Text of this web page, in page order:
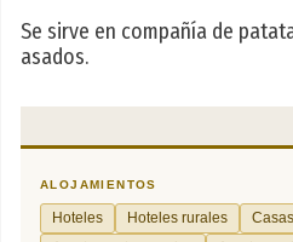
Se sirve en compañía de
asados.